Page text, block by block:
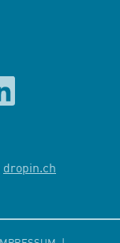
dropin.ch